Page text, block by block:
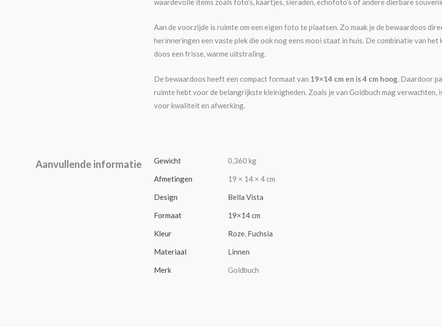
waardevolle items zoals foto’s, kaartjes, sieraden, echofoto’s of andere dierbare
Aan de voorzijde is ruimte om een eigen foto te plaatsen. Zo maak je de bewaardoos
herinneringen een vaste plek die ook nog eens mooi staat in huis. De combinatie van
doos een frisse, warme uitstraling.
De bewaardoos heeft een compact formaat van 19×14 cm en is 4 cm hoog. Daardoor
ruimte hebt voor de belangrijkste kleinigheden. Zoals je van Goldbuch mag
voor kwaliteit en afwerking.
Aanvullende informatie Gewicht 0,360 kg
Afmetingen 19 × 14 × 4 cm
Design Bella Vista
Formaat 19×14 cm
Kleur Roze, Fuchsia
Materiaal Linnen
Merk Goldbuch